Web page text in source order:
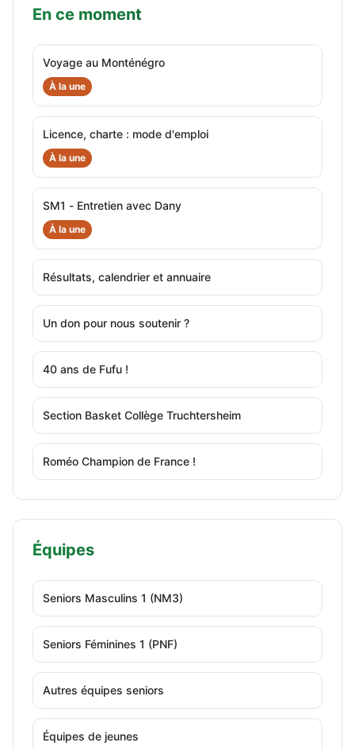
En ce moment
Voyage au Monténégro
À la une
Licence, charte : mode d'emploi
À la une
SM1 - Entretien avec Dany
À la une
Résultats, calendrier et annuaire
Un don pour nous soutenir ?
40 ans de Fufu !
Section Basket Collège Truchtersheim
Roméo Champion de France !
Équipes
Seniors Masculins 1 (NM3)
Seniors Féminines 1 (PNF)
Autres équipes seniors
Équipes de jeunes